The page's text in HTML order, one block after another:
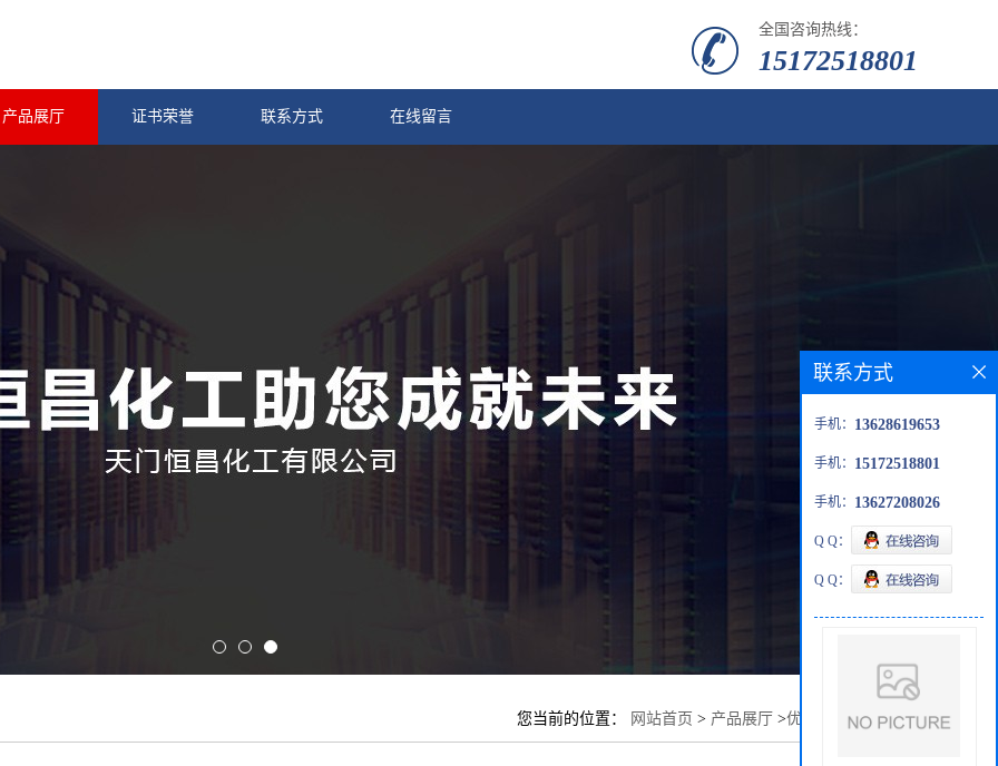
全国咨询热线：
15172518801
产品展厅 证书荣誉 联系方式 在线留言
您当前的位置： 网站首页 > 产品展厅 >优势品种>异喹丹
联系方式
手机： 13628619653
手机： 15172518801
手机： 13627208026
Q Q：
Q Q：